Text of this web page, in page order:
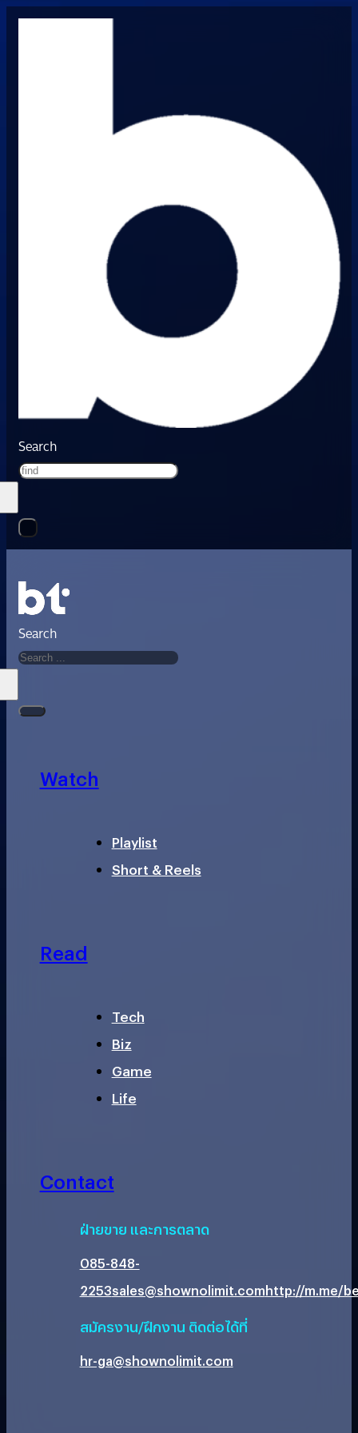
Search
Search
Watch
Playlist
Short & Reels
Read
Tech
Biz
Game
Life
Contact
ฝ่ายขาย และการตลาด
085-848-
2253sales@shownolimit.comhttp://m.me/
สมัครงาน/ฝึกงาน ติดต่อได้ที่
hr-ga@shownolimit.com